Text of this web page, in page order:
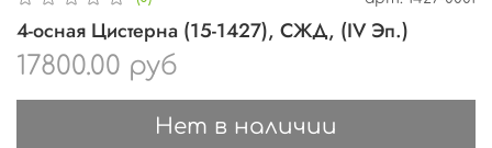
4-осная Цистерна (15-1427), СЖД, (IV Эп.)
17800.00 руб
Нет в наличии